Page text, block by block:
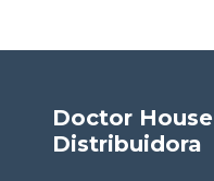
Doctor House
Distribuidora